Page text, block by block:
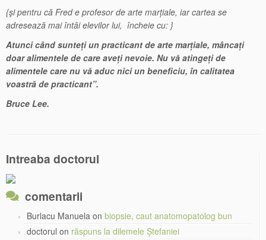
{şi pentru că Fred e profesor de arte marțiale, iar cartea se
adresează mai întâi elevilor lui, încheie cu: }
Atunci când sunteți un practicant de arte marțiale, mâncați
doar alimentele de care aveți nevoie. Nu vă atingeți de
alimentele care nu vă aduc nici un beneficiu, în calitatea
voastră de practicant”.
Bruce Lee.
Intreaba doctorul
comentarii
Burlacu Manuela on biopsie, caut anatomopatolog bun
doctorul on răspuns la dilemele Ștefaniei